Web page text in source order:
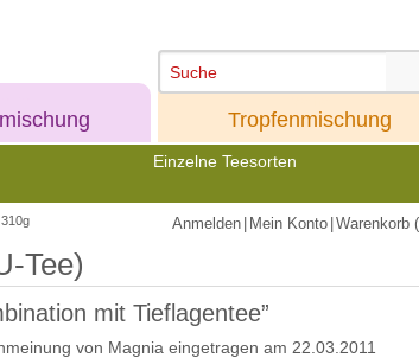
Einzelne Teesorten
Tropfenmischung
Warenkorb
Mein Konto
Anmelden
Tee)
mit Tieflagentee”
von Magnia eingetragen am 22.03.2011